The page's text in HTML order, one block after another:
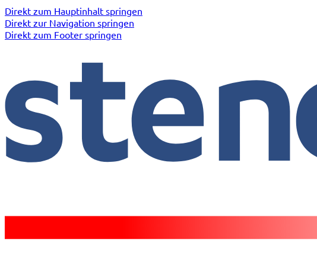
Direkt zum Hauptinhalt springen
Direkt zur Navigation springen
Direkt zum Footer springen